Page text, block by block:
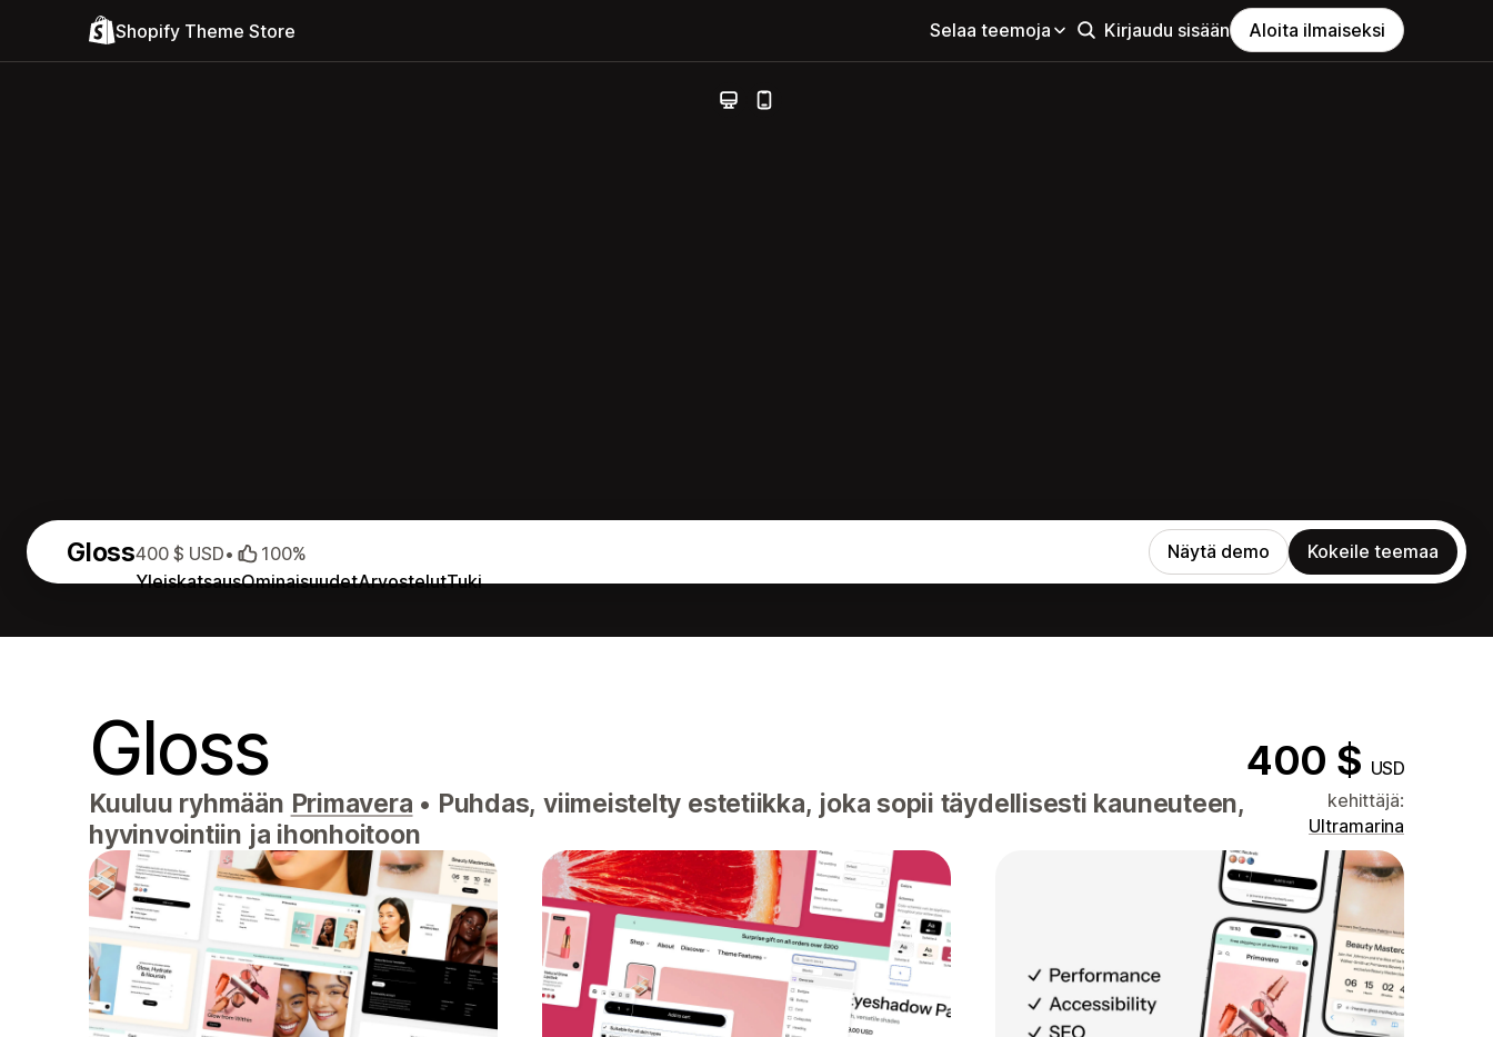
Shopify Theme Store Selaa teemoja Kirjaudu sisään Aloita ilmaiseksi
Gloss
YleiskatsausOminaisuudetArvostelutTuki
400 $ USD• 100% Näytä demo Kokeile teemaa
Gloss 400 $ USD
Kuuluu ryhmään Primavera • Puhdas, viimeistelty estetiikka, joka sopii täydellisesti kauneuteen,
hyvinvointiin ja ihonhoitoon
kehittäjä:
Ultramarina